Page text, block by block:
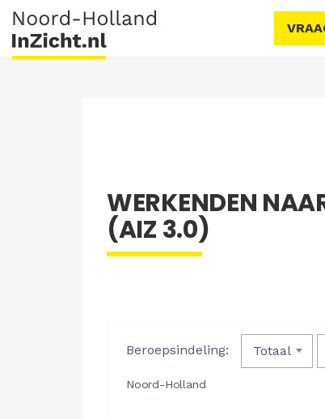
WERKENDEN
(AIZ 3.0)